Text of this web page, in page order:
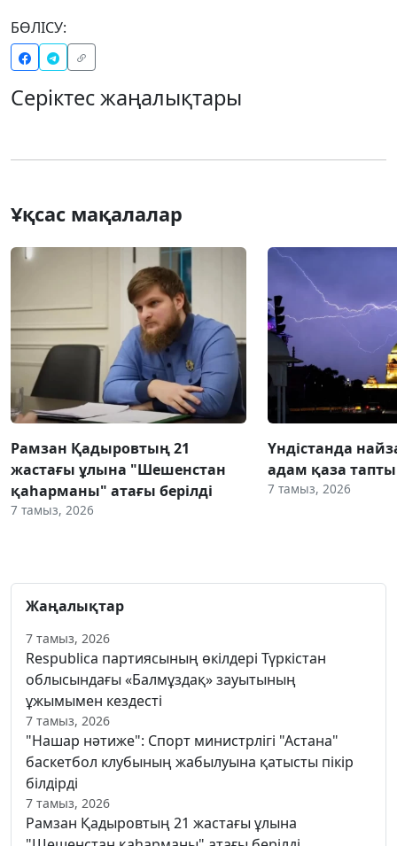
БӨЛІСУ:
Серіктес жаңалықтары
Ұқсас мақалалар
Рамзан Қадыровтың 21
жастағы ұлына "Шешенстан
қаһарманы" атағы берілді
7 тамыз, 2026
Үндістанда
адам қаза тапты
7 тамыз, 2026
Жаңалықтар
7 тамыз, 2026
Respublica партиясының өкілдері Түркістан
облысындағы «Балмұздақ» зауытының
ұжымымен кездесті
7 тамыз, 2026
"Нашар нәтиже": Спорт министрлігі "Астана"
баскетбол клубының жабылуына қатысты пікір
білдірді
7 тамыз, 2026
Рамзан Қадыровтың 21 жастағы ұлына